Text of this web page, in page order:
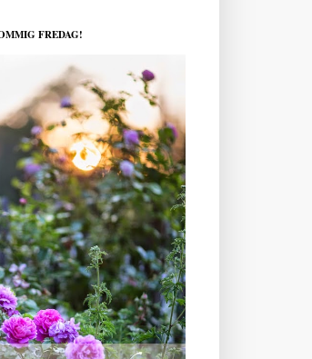
FREDAG!